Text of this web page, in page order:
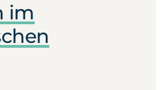
im